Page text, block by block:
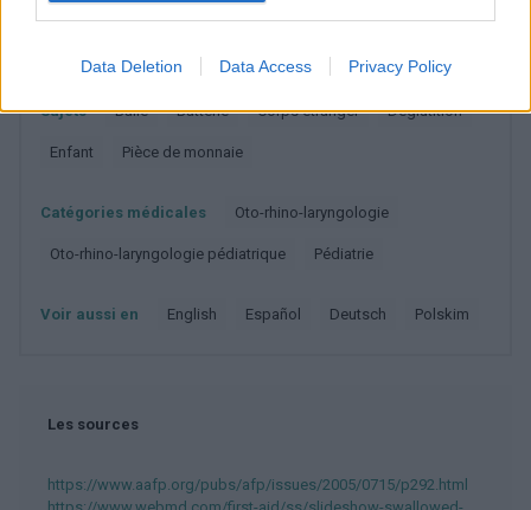
Data Deletion Data Access Privacy Policy
nous sur
EN RAPPORT
Sujets Balle Batterie Corps étranger Déglutition
Enfant Pièce de monnaie
Catégories médicales Oto-rhino-laryngologie
Oto-rhino-laryngologie pédiatrique Pédiatrie
Voir aussi en english español deutsch polskim
Les sources
https://www.aafp.org/pubs/afp/issues/2005/0715/p292.html